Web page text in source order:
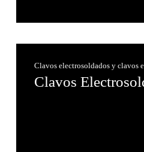
Clavos electrosoldados y clavos
Clavos